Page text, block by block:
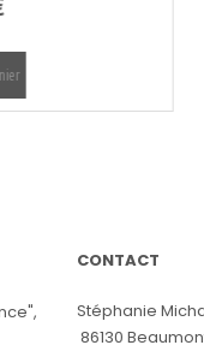
CONTACT
Stéphanie
86130